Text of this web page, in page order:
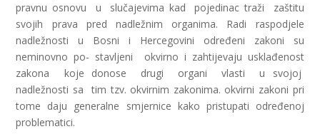
pravnu osnovu u slučajevima kad pojedinac traži zaštitu
svojih prava pred nadležnim organima. Radi raspodjele
nadležnosti u Bosni i Hercegovini određeni zakoni su
neminovno po- stavljeni okvirno i zahtijevaju usklađenost
zakona koje donose drugi organi vlasti u svojoj
nadležnosti sa tim tzv. okvirnim zakonima. okvirni zakoni pri
tome daju generalne smjernice kako pristupati određenoj
problematici.